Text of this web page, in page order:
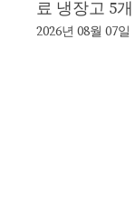
료 냉장고 5개
2026년 08월 07일